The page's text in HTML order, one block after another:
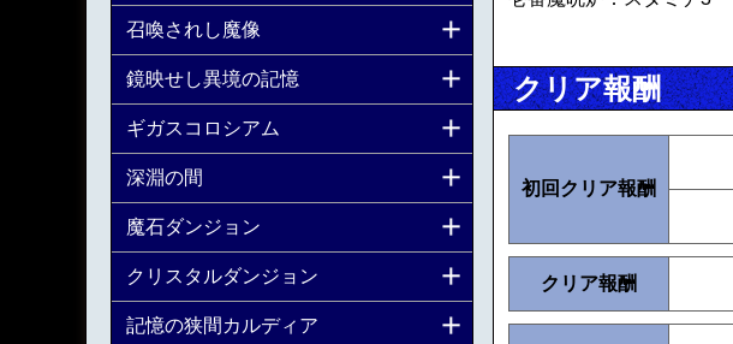
クリア報酬
初回クリア報酬
クリア報酬
召喚されし魔像
鏡映せし異境の記憶
ギガスコロシアム
深淵の間
魔石ダンジョン
クリスタルダンジョン
記憶の狭間カルディア